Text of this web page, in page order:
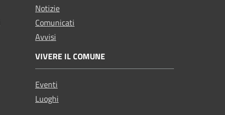
Notizie
Comunicati
Avvisi
VIVERE IL COMUNE
Eventi
Luoghi